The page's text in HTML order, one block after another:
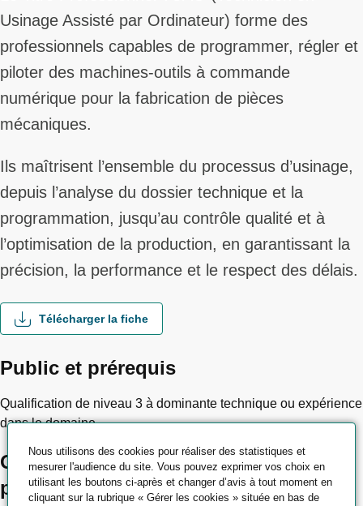
Usinage Assisté par Ordinateur) forme des
professionnels capables de programmer, régler et
piloter des machines-outils à commande
numérique pour la fabrication de pièces
mécaniques.
Ils maîtrisent l’ensemble du processus d’usinage,
depuis l’analyse du dossier technique et la
programmation, jusqu’au contrôle qualité et à
l’optimisation de la production, en garantissant la
précision, la performance et le respect des délais.
Télécharger la fiche
Public et prérequis
Qualification de niveau 3 à dominante technique ou expérience
dans le domaine.
Objectifs pédagogiques et
professionnels
Nous utilisons des cookies pour réaliser des statistiques et
mesurer l'audience du site. Vous pouvez exprimer vos choix en
utilisant les boutons ci-après et changer d’avis à tout moment en
cliquant sur la rubrique « Gérer les cookies » située en bas de